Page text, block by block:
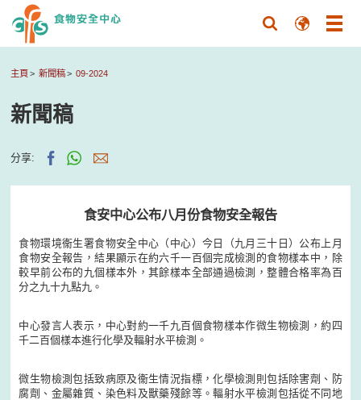
主頁 新聞稿 09-2024
新聞稿
分享:
食安中心公布八月份食物安全報告
食物環境衞生署食物安全中心（中心）今日（九月三十日）公布上月
食物安全報告，結果顯示在約六千一百個完成檢測的食物樣本中，除
較早前公布的九個樣本外，其餘樣本全部通過檢測，整體合格率為百
分之九十九點九。
中心發言人表示，中心對約一千九百個食物樣本作微生物檢測，約四
千二百個樣本進行化學及輻射水平檢測。
微生物檢測包括致病原及衞生情況指標，化學檢測則包括除害劑、防
腐劑、金屬雜質、染色料及獸藥殘餘等。輻射水平檢測包括從不同地